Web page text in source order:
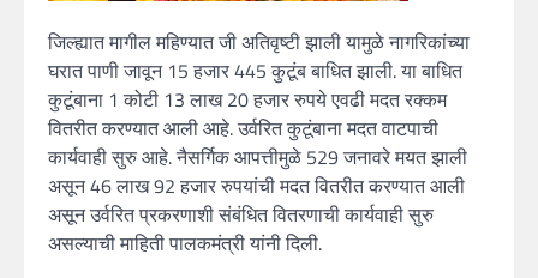
जिल्ह्यात मागील महिण्यात जी अतिवृष्टी झाली यामुळे नागरिकांच्या
घरात पाणी जावून 15 हजार 445 कुटूंब बाधित झाली. या बाधित
कुटूंबाना 1 कोटी 13 लाख 20 हजार रुपये एवढी मदत रक्कम
वितरीत करण्यात आली आहे. उर्वरित कुटूंबाना मदत वाटपाची
कार्यवाही सुरु आहे. नैसर्गिक आपत्तीमुळे 529 जनावरे मयत झाली
असून 46 लाख 92 हजार रुपयांची मदत वितरीत करण्यात आली
असून उर्वरित प्रकरणाशी संबंधित वितरणाची कार्यवाही सुरु
असल्याची माहिती पालकमंत्री यांनी दिली.